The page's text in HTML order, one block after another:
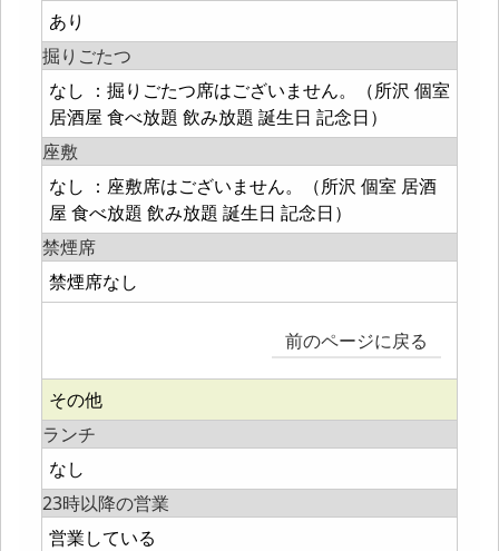
あり
掘りごたつ
なし ：掘りごたつ席はございません。（所沢 個室
居酒屋 食べ放題 飲み放題 誕生日 記念日）
座敷
なし ：座敷席はございません。（所沢 個室 居酒
屋 食べ放題 飲み放題 誕生日 記念日）
禁煙席
禁煙席なし
前のページに戻る
その他
ランチ
なし
23時以降の営業
営業している